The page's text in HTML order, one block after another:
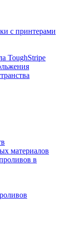
с принтерами
ToughStripe
материалов
в